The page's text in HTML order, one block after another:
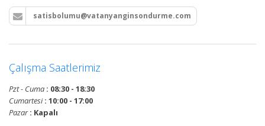
satisbolumu@vatanyanginsondurme.com
Çalışma Saatlerimiz
Pzt - Cuma : 08:30 - 18:30
Cumartesi: 10:00 - 17:00
Pazar: Kapalı